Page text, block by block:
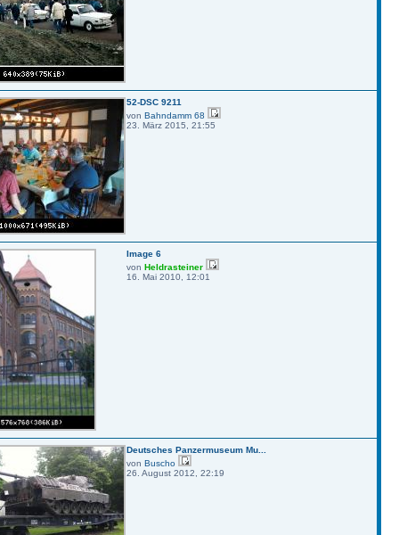
52-DSC 9211
von Bahndamm 68
23. März 2015, 21:55
Image 6
von Heldrasteiner
16. Mai 2010, 12:01
Deutsches Panzermuseum Mu...
von Buscho
26. August 2012, 22:19